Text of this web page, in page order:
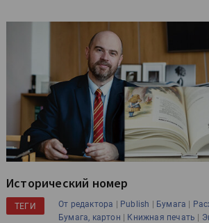
Исторический номер
ТЕГИ От редактора | Publish | Бумага |
Бумага, картон | Книжная печать |